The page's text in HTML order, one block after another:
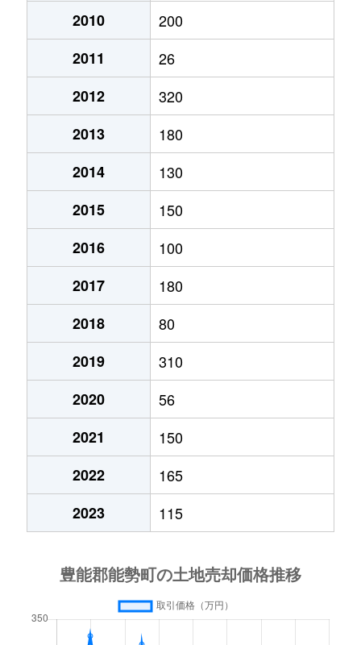
2010
200
2011
26
2012
320
2013
180
2014
130
2015
150
2016
100
2017
180
2018
80
2019
310
2020
56
2021
150
2022
165
2023
115